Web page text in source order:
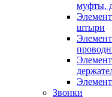
муфты,
штыри
Звонки